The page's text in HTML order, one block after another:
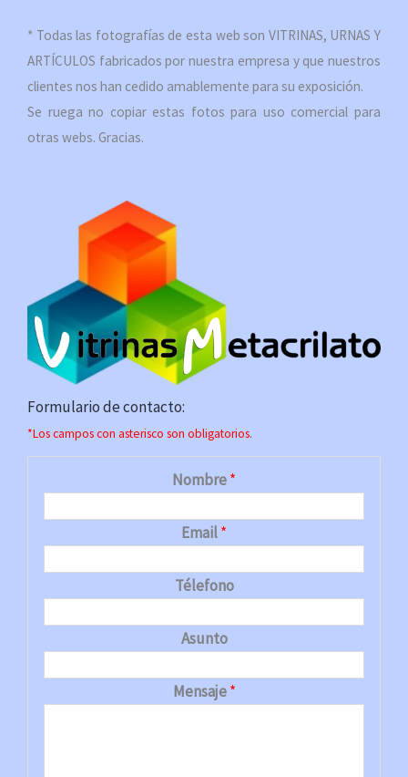
* Todas las fotografías de esta web son VITRINAS, URNAS Y
ARTÍCULOS fabricados por nuestra empresa y que nuestros
clientes nos han cedido amablemente para su exposición.
Se ruega no copiar estas fotos para uso comercial para
otras webs. Gracias.
Formulario de contacto:
*Los campos con asterisco son obligatorios.
Nombre*
Email*
Télefono
Asunto
Mensaje*